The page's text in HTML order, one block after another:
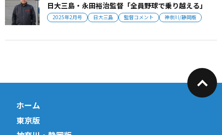
日大三島・永田裕治監督「全員野球で乗り越える」
2025年2月号 日大三島 監督コメント 神奈川/静岡版
ホーム
東京版